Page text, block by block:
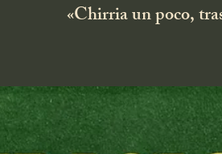
«Chirria un poco,